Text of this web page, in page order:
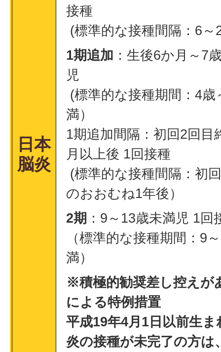
日本
脳炎
接種
(標準的な接種間隔：6～
1期追加 ：生後6か月～7
児
(標準的な接種期間：4歳
満）
1期追加間隔：初回2回目
月以上後 1回接種
(標準的な接種間隔：初
のおおむね1年後）
2期 ：9～13歳未満児 1回
（標準的な接種期間：9
満）
※積極的勧奨差し控えが
による特例措置
平成19年4月1日以前生ま
炎の接種が未完了の方は